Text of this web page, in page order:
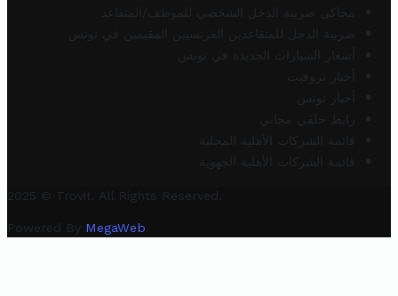
محاكي ضريبة الدخل الشخصي للموظف/المتقاعد
ضريبة الدخل للمتقاعدين الفرنسيين المقيمين في تونس
أسعار السيارات الجديدة في تونس
أخبار تروفيت
أخبار تونس
رابط خلفي مجاني
قائمة الشركات الأهلية المحلية
قائمة الشركات الأهلية الجهوية
2025 © Trovit. All Rights Reserved.
Powered By MegaWeb